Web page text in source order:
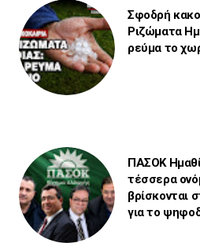
Σφοδρή
Ριζώματα
ρεύμα το
ΠΑΣΟΚ
τέσσερα
βρίσκονται
για το